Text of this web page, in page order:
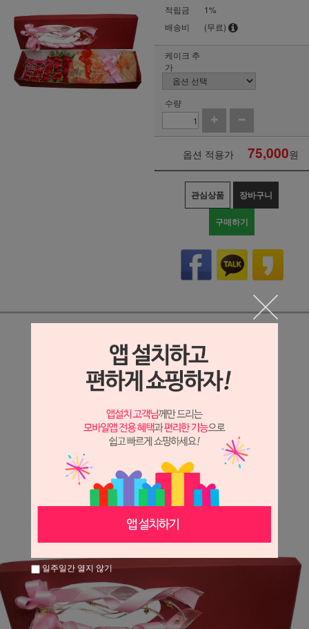
적립금
1%
배송비
(무료)
케이크 추
가
수량
옵션 적용가 75,000원
관심상품 장바구니
구매하기
상세정보 새창 열기
상세 정보를 확대해 보실 수 있습니다.
※ 필독해주세요 ※
장미는 시세 변동에 따라 가격이 달라질 수 있으니
일주일간 열지 않기